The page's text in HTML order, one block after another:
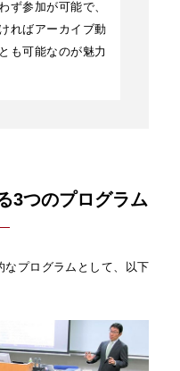
ず参加が可能で、
ればアーカイブ動
も可能なのが魅力
3つのプログラム
なプログラムとして、以下